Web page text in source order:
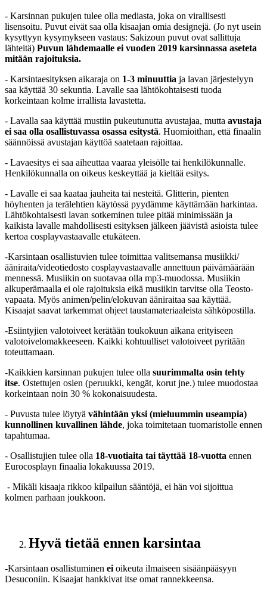
- Karsinnan pukujen tulee olla mediasta, joka on virallisesti
lisensoitu. Puvut eivät saa olla kisaajan omia designejä. (Jo nyt usein
kysyttyyn kysymykseen vastaus: Sakizoun puvut ovat sallittuja
lähteitä) Puvun lähdemaalle ei vuoden 2019 karsinnassa aseteta
mitään rajoituksia.
- Karsintaesityksen aikaraja on 1-3 minuuttia ja lavan järjestelyyn
saa käyttää 30 sekuntia. Lavalle saa lähtökohtaisesti tuoda
korkeintaan kolme irrallista lavastetta.
- Lavalla saa käyttää mustiin pukeutunutta avustajaa, mutta avustaja
ei saa olla osallistuvassa osassa esitystä. Huomioithan, että finaalin
säännöissä avustajan käyttöä saatetaan rajoittaa.
- Lavaesitys ei saa aiheuttaa vaaraa yleisölle tai henkilökunnalle.
Henkilökunnalla on oikeus keskeyttää ja kieltää esitys.
- Lavalle ei saa kaataa jauheita tai nesteitä. Glitterin, pienten
höyhenten ja terälehtien käytössä pyydämme käyttämään harkintaa.
Lähtökohtaisesti lavan sotkeminen tulee pitää minimissään ja
kaikista lavalle mahdollisesti esityksen jälkeen jäävistä asioista tulee
kertoa cosplayvastaavalle etukäteen.
-Karsintaan osallistuvien tulee toimittaa valitsemansa musiikki/
ääniraita/videotiedosto cosplayvastaavalle annettuun päivämäärään
mennessä. Musiikin on suotavaa olla mp3-muodossa. Musiikin
alkuperämaalla ei ole rajoituksia eikä musiikin tarvitse olla Teosto-
vapaata. Myös animen/pelin/elokuvan ääniraitaa saa käyttää.
Kisaajat saavat tarkemmat ohjeet taustamateriaaleista sähköpostilla.
-Esiintyjien valotoiveet kerätään toukokuun aikana erityiseen
valotoivelomakkeeseen. Kaikki kohtuulliset valotoiveet pyritään
toteuttamaan.
-Kaikkien karsinnan pukujen tulee olla suurimmalta osin tehty
itse. Ostettujen osien (peruukki, kengät, korut jne.) tulee muodostaa
korkeintaan noin 30 % kokonaisuudesta.
- Puvusta tulee löytyä vähintään yksi (mieluummin useampia)
kunnollinen kuvallinen lähde, joka toimitetaan tuomaristolle ennen
tapahtumaa.
- Osallistujien tulee olla 18-vuotiaita tai täyttää 18-vuotta ennen
Eurocosplayn finaalia lokakuussa 2019.
- Mikäli kisaaja rikkoo kilpailun sääntöjä, ei hän voi sijoittua
kolmen parhaan joukkoon.
Hyvä tietää ennen karsintaa
-Karsintaan osallistuminen ei oikeuta ilmaiseen sisäänpääsyyn
Desuconiin. Kisaajat hankkivat itse omat rannekkeensa.